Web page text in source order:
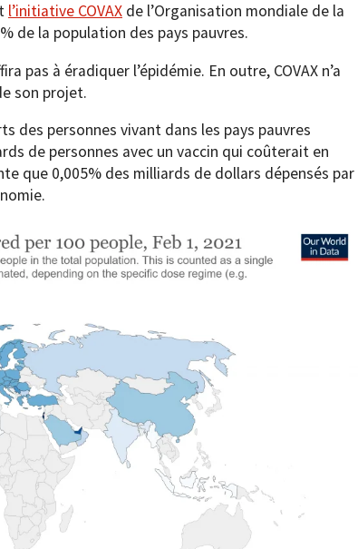
l’initiative COVAX de l’Organisation mondiale de la
de la population des pays pauvres.
pas à éradiquer l’épidémie. En outre, COVAX n’a
son projet.
des personnes vivant dans les pays pauvres
de personnes avec un vaccin qui coûterait en
que 0,005% des milliards de dollars dépensés par